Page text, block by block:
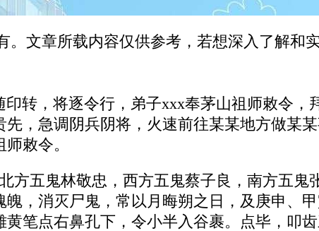
文章所载内容仅供参考，若想深入了解和
转，将逐令行，弟子xxx奉茅山祖师敕令
，急调阴兵阴将，火速前往某某地方做某
敕令。
方五鬼林敬忠，西方五鬼蔡子良，南方五
，消灭尸鬼，常以月晦朔之日，及庚申、
笔点右鼻孔下，令小半入谷裹。点毕，叩齿